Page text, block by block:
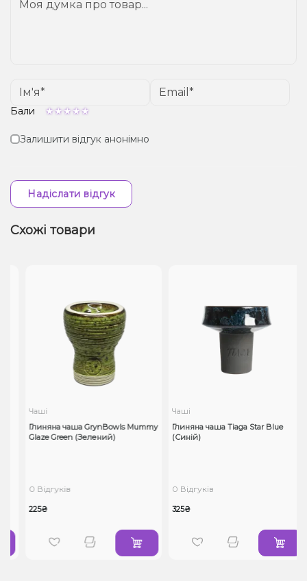
Бали
Залишити відгук анонімно
Надіслати відгук
Схожі товари
Чаші
Глиняна чаша GrynBowls Mummy
Glaze Green (Зелений)
0 Відгуків
225₴
Чаші
Глиняна чаша Tiaga Star Blue
(Синій)
0 Відгуків
325₴